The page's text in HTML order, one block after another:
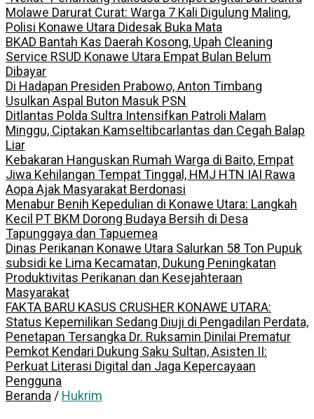
Molawe Darurat Curat: Warga 7 Kali Digulung Maling,
Polisi Konawe Utara Didesak Buka Mata
BKAD Bantah Kas Daerah Kosong, Upah Cleaning
Service RSUD Konawe Utara Empat Bulan Belum
Dibayar
Di Hadapan Presiden Prabowo, Anton Timbang
Usulkan Aspal Buton Masuk PSN
Ditlantas Polda Sultra Intensifkan Patroli Malam
Minggu, Ciptakan Kamseltibcarlantas dan Cegah Balap
Liar
Kebakaran Hanguskan Rumah Warga di Baito, Empat
Jiwa Kehilangan Tempat Tinggal, HMJ HTN IAI Rawa
Aopa Ajak Masyarakat Berdonasi
Menabur Benih Kepedulian di Konawe Utara: Langkah
Kecil PT BKM Dorong Budaya Bersih di Desa
Tapunggaya dan Tapuemea
Dinas Perikanan Konawe Utara Salurkan 58 Ton Pupuk
subsidi ke Lima Kecamatan, Dukung Peningkatan
Produktivitas Perikanan dan Kesejahteraan
Masyarakat
FAKTA BARU KASUS CRUSHER KONAWE UTARA:
Status Kepemilikan Sedang Diuji di Pengadilan Perdata,
Penetapan Tersangka Dr. Ruksamin Dinilai Prematur
Pemkot Kendari Dukung Saku Sultan, Asisten II:
Perkuat Literasi Digital dan Jaga Kepercayaan
Pengguna
Beranda / Hukrim